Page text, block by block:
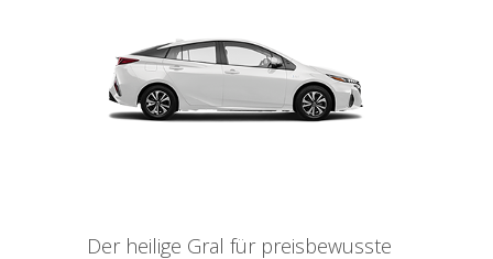
Der heilige Gral für preisbewusste